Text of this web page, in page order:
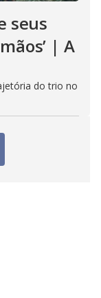
seus
| A
do trio no